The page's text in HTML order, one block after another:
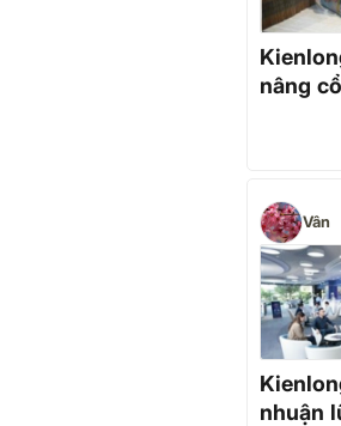
nâng
Vân
nhuận